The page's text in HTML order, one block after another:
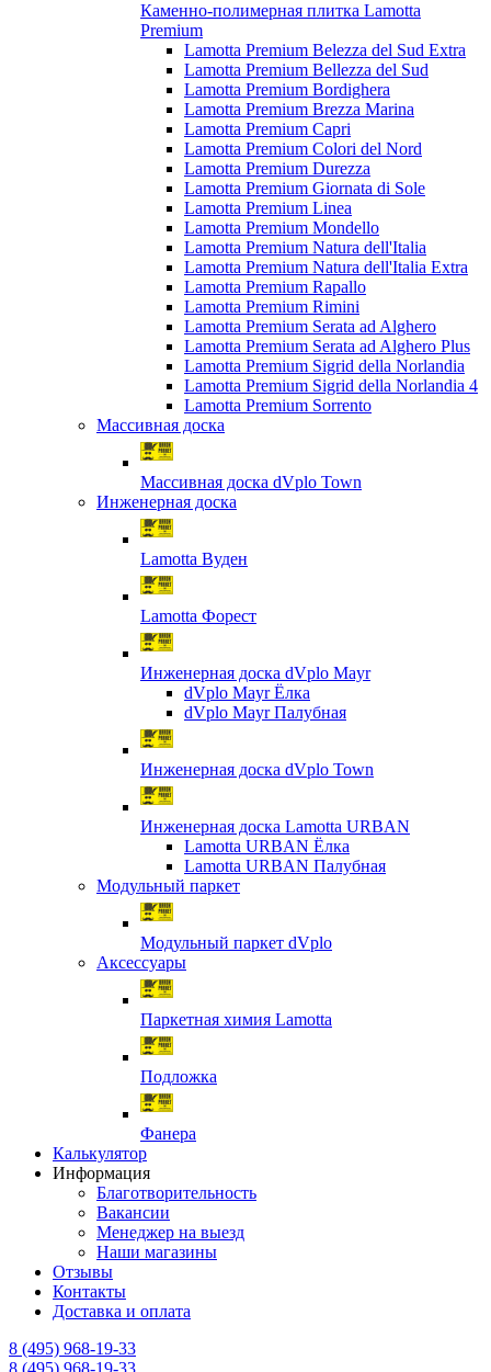
Каменно-полимерная плитка Lamotta
Premium
Lamotta Premium Belezza del Sud Extra
Lamotta Premium Bellezza del Sud
Lamotta Premium Bordighera
Lamotta Premium Brezza Marina
Lamotta Premium Capri
Lamotta Premium Colori del Nord
Lamotta Premium Durezza
Lamotta Premium Giornata di Sole
Lamotta Premium Linea
Lamotta Premium Mondello
Lamotta Premium Natura dell'Italia
Lamotta Premium Natura dell'Italia Extra
Lamotta Premium Rapallo
Lamotta Premium Rimini
Lamotta Premium Serata ad Alghero
Lamotta Premium Serata ad Alghero Plus
Lamotta Premium Sigrid della Norlandia
Lamotta Premium Sigrid della Norlandia 4
Lamotta Premium Sorrento
Массивная доска
Массивная доска dVplo Town
Инженерная доска
Lamotta Вуден
Lamotta Форест
Инженерная доска dVplo Mayr
dVplo Mayr Ёлка
dVplo Mayr Палубная
Инженерная доска dVplo Town
Инженерная доска Lamotta URBAN
Lamotta URBAN Ёлка
Lamotta URBAN Палубная
Модульный паркет
Модульный паркет dVplo
Аксессуары
Паркетная химия Lamotta
Подложка
Фанера
Калькулятор
Информация
Благотворительность
Вакансии
Менеджер на выезд
Наши магазины
Отзывы
Контакты
Доставка и оплата
8 (495) 968-19-33
8 (495) 968-19-33